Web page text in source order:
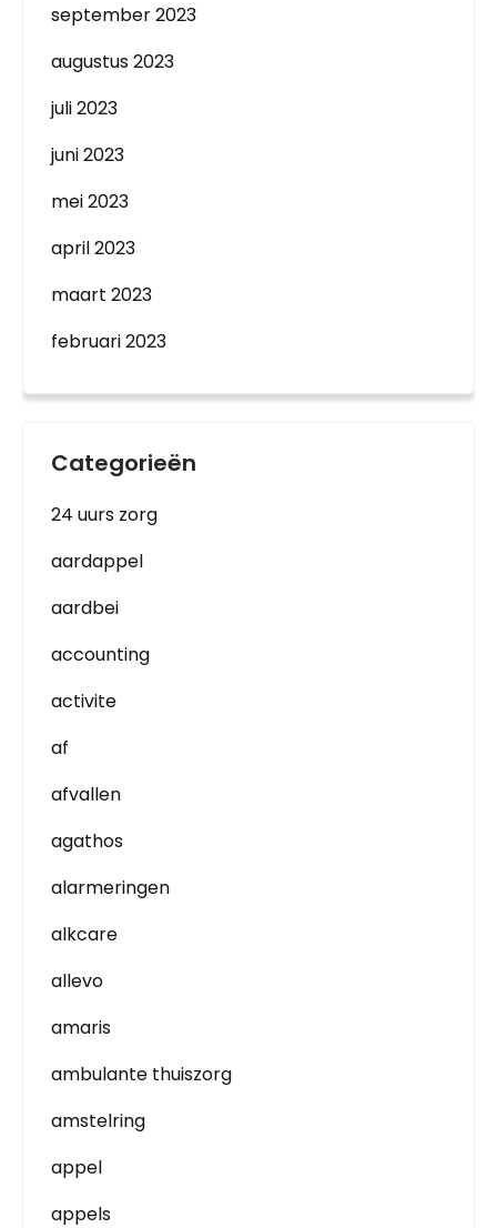
september 2023
augustus 2023
juli 2023
juni 2023
mei 2023
april 2023
maart 2023
februari 2023
Categorieën
24 uurs zorg
aardappel
aardbei
accounting
activite
af
afvallen
agathos
alarmeringen
alkcare
allevo
amaris
ambulante thuiszorg
amstelring
appel
appels